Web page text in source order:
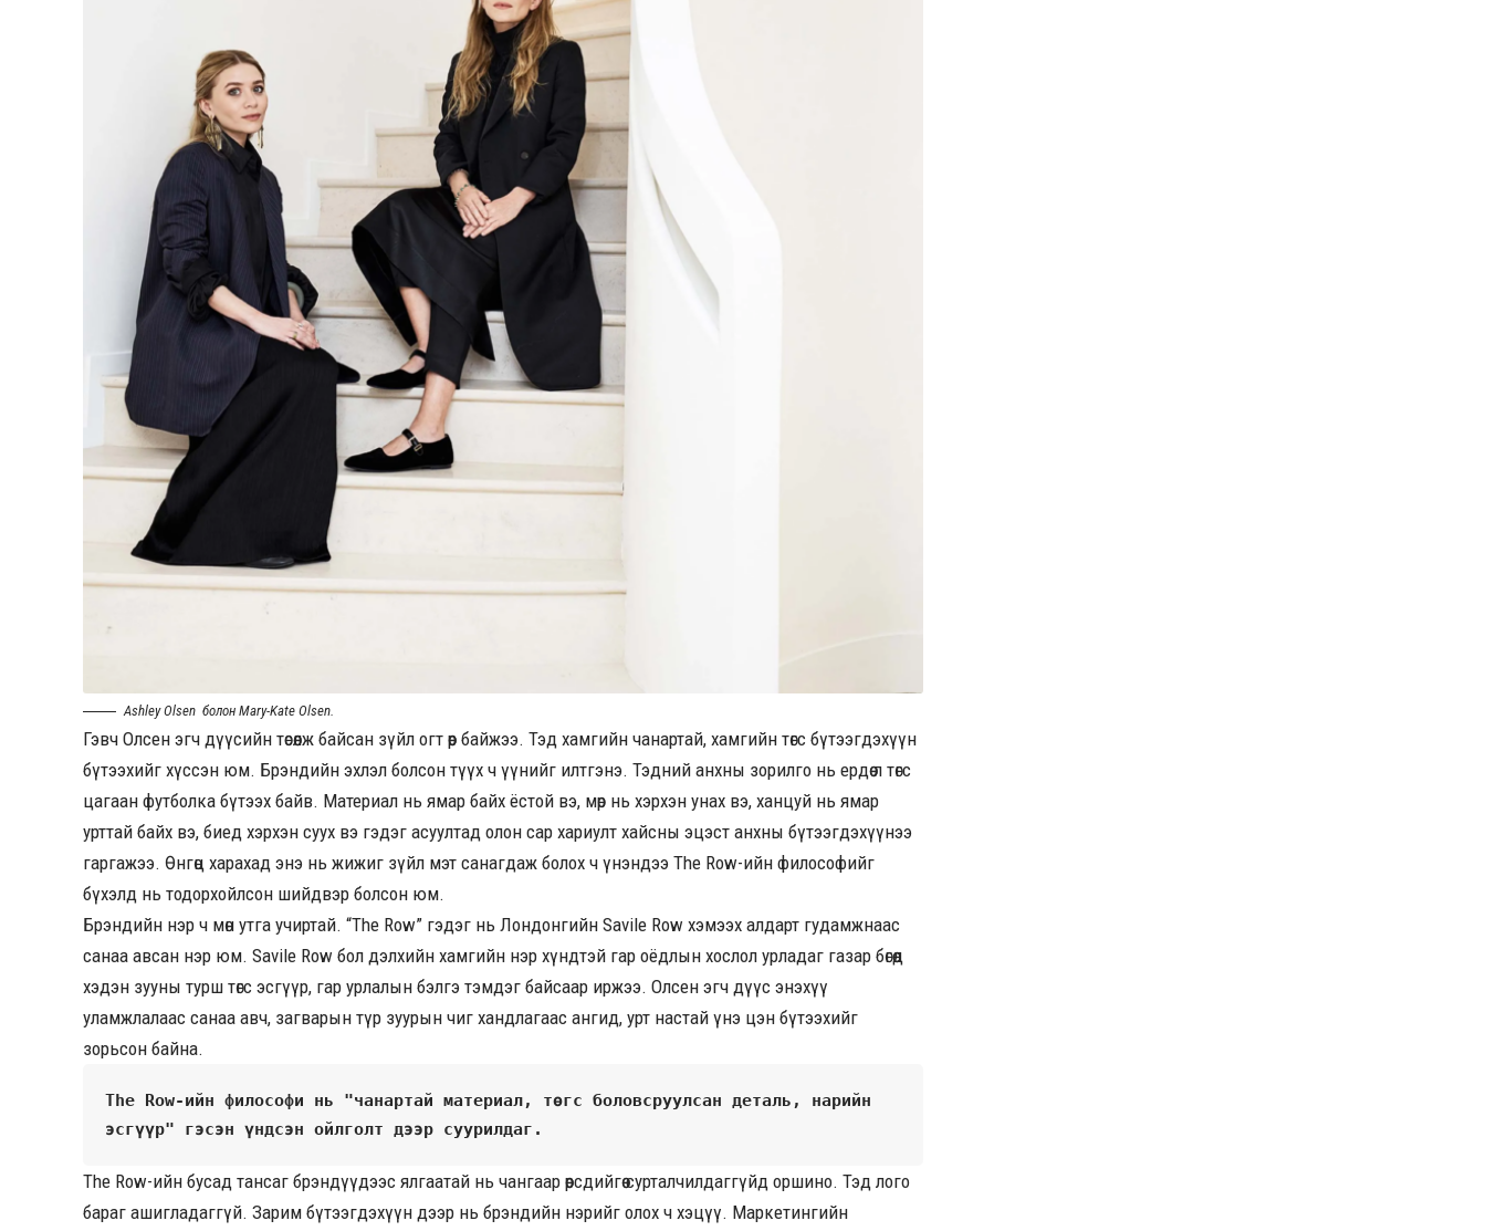
Ashley Olsen болон Mary-Kate Olsen.
Гэвч Олсен эгч дүүсийн төсөөлж байсан зүйл огт өөр байжээ. Тэд хамгийн чанартай, хамгийн төгс бүтээгдэхүүн
бүтээхийг хүссэн юм. Брэндийн эхлэл болсон түүх ч үүнийг илтгэнэ. Тэдний анхны зорилго нь ердөө л төгс
цагаан футболка бүтээх байв. Материал нь ямар байх ёстой вэ, мөр нь хэрхэн унах вэ, ханцуй нь ямар
урттай байх вэ, биед хэрхэн суух вэ гэдэг асуултад олон сар хариулт хайсны эцэст анхны бүтээгдэхүүнээ
гаргажээ. Өнгөц харахад энэ нь жижиг зүйл мэт санагдаж болох ч үнэндээ The Row-ийн философийг
бүхэлд нь тодорхойлсон шийдвэр болсон юм.
Брэндийн нэр ч мөн утга учиртай. “The Row” гэдэг нь Лондонгийн Savile Row хэмээх алдарт гудамжнаас
санаа авсан нэр юм. Savile Row бол дэлхийн хамгийн нэр хүндтэй гар оёдлын хослол урладаг газар бөгөөд
хэдэн зууны турш төгс эсгүүр, гар урлалын бэлгэ тэмдэг байсаар иржээ. Олсен эгч дүүс энэхүү
уламжлалаас санаа авч, загварын түр зуурын чиг хандлагаас ангид, урт настай үнэ цэн бүтээхийг
зорьсон байна.
The Row-ийн философи нь "чанартай материал, төгс боловсруулсан деталь, нарийн
эсгүүр" гэсэн үндсэн ойлголт дээр суурилдаг.
The Row-ийн бусад тансаг брэндүүдээс ялгаатай нь чангаар өөрсдийгөө сурталчилдаггүйд оршино. Тэд лого
бараг ашигладаггүй. Зарим бүтээгдэхүүн дээр нь брэндийн нэрийг олох ч хэцүү. Маркетингийн